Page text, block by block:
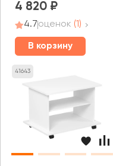
4 820
4.7оценок (1)
В корзину
41643